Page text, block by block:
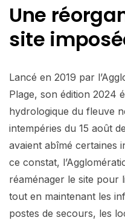
Une
site
Lancé en 2019 par
Plage, son édition 2024
hydrologique du fleuve
intempéries du 15 août
avaient abîmé certaines
ce constat,
réaménager le site pour
tout en maintenant les
postes de secours, les